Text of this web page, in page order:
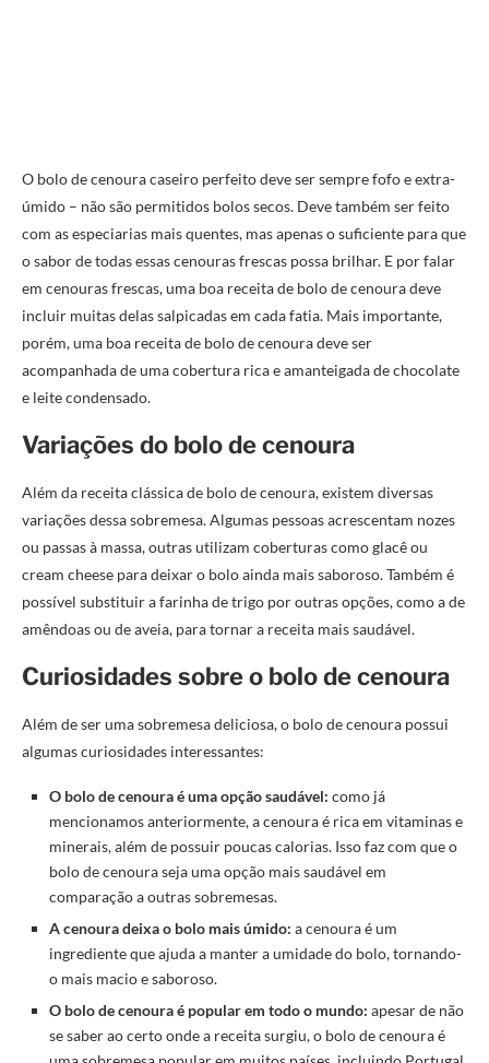
O bolo de cenoura caseiro perfeito deve ser sempre fofo e extra-
úmido – não são permitidos bolos secos. Deve também ser feito
com as especiarias mais quentes, mas apenas o suficiente para que
o sabor de todas essas cenouras frescas possa brilhar. E por falar
em cenouras frescas, uma boa receita de bolo de cenoura deve
incluir muitas delas salpicadas em cada fatia. Mais importante,
porém, uma boa receita de bolo de cenoura deve ser
acompanhada de uma cobertura rica e amanteigada de chocolate
e leite condensado.
Variações do bolo de cenoura
Além da receita clássica de bolo de cenoura, existem diversas
variações dessa sobremesa. Algumas pessoas acrescentam nozes
ou passas à massa, outras utilizam coberturas como glacê ou
cream cheese para deixar o bolo ainda mais saboroso. Também é
possível substituir a farinha de trigo por outras opções, como a de
amêndoas ou de aveia, para tornar a receita mais saudável.
Curiosidades sobre o bolo de cenoura
Além de ser uma sobremesa deliciosa, o bolo de cenoura possui
algumas curiosidades interessantes:
O bolo de cenoura é uma opção saudável: como já
mencionamos anteriormente, a cenoura é rica em vitaminas e
minerais, além de possuir poucas calorias. Isso faz com que o
bolo de cenoura seja uma opção mais saudável em
comparação a outras sobremesas.
A cenoura deixa o bolo mais úmido: a cenoura é um
ingrediente que ajuda a manter a umidade do bolo, tornando-
o mais macio e saboroso.
O bolo de cenoura é popular em todo o mundo: apesar de não
se saber ao certo onde a receita surgiu, o bolo de cenoura é